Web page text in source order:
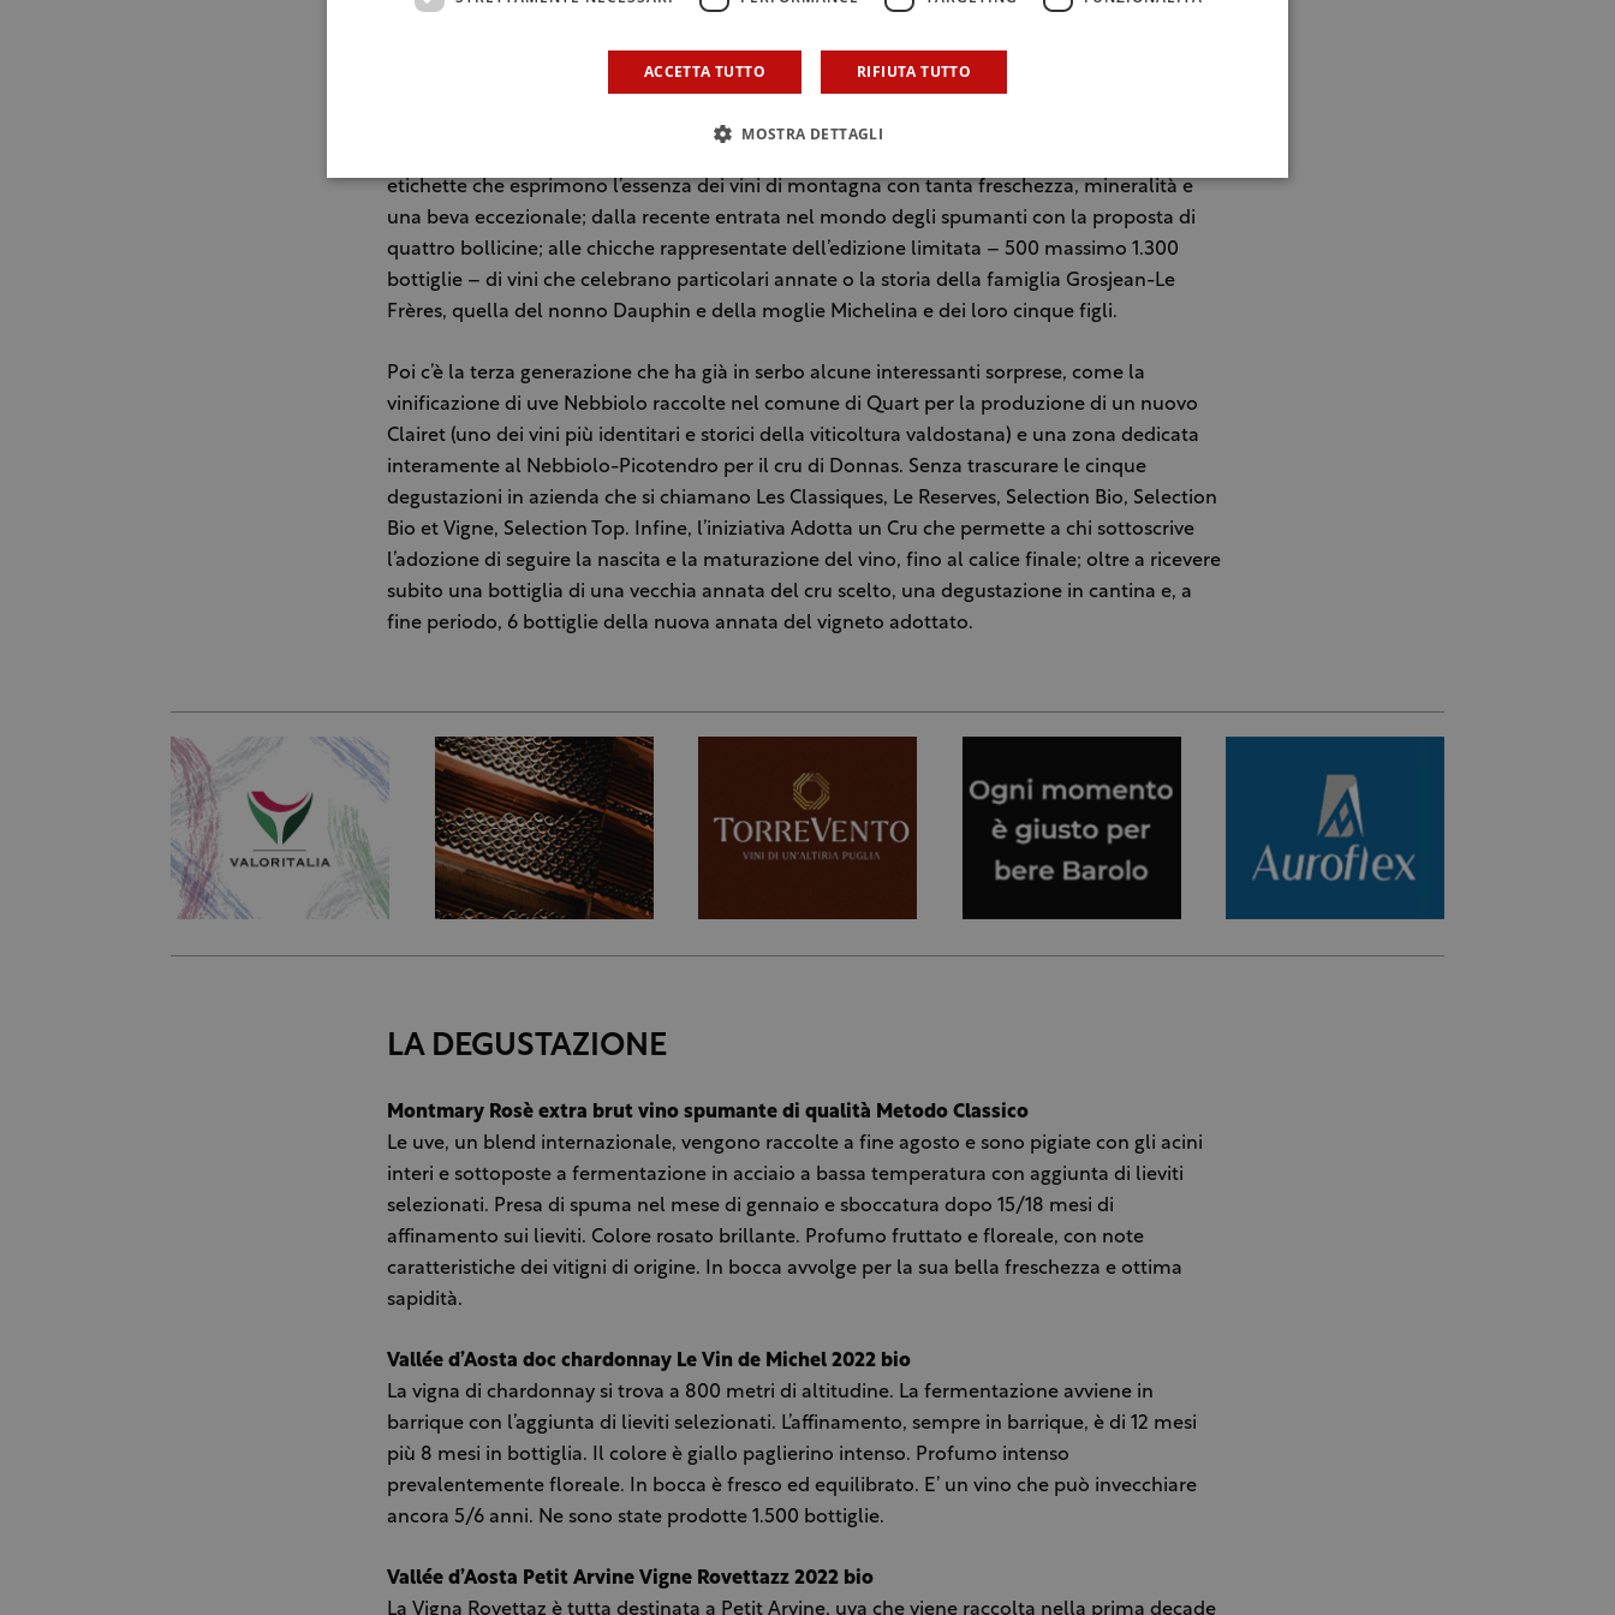
Neyret, Fumin, Muscat, Chardonnay, Pinot Noir, Petit Rouge. Che assicurano le uve per la
produzione di 21 vini che rappresentano una delle più importanti selezioni enologiche della
Valle d’Aosta: dalla linea dei vini biologici – con otto etichette – che evidenziano l’impegno a
etichette che esprimono l’essenza dei vini di montagna con tanta freschezza, mineralità e
una beva eccezionale; dalla recente entrata nel mondo degli spumanti con la proposta di
quattro bollicine; alle chicche rappresentate dell’edizione limitata – 500 massimo 1.300
bottiglie – di vini che celebrano particolari annate o la storia della famiglia Grosjean-Le
Frères, quella del nonno Dauphin e della moglie Michelina e dei loro cinque figli.
Poi c’è la terza generazione che ha già in serbo alcune interessanti sorprese, come la
vinificazione di uve Nebbiolo raccolte nel comune di Quart per la produzione di un nuovo
Clairet (uno dei vini più identitari e storici della viticoltura valdostana) e una zona dedicata
interamente al Nebbiolo-Picotendro per il cru di Donnas. Senza trascurare le cinque
degustazioni in azienda che si chiamano Les Classiques, Le Reserves, Selection Bio, Selection
Bio et Vigne, Selection Top. Infine, l’iniziativa Adotta un Cru che permette a chi sottoscrive
l’adozione di seguire la nascita e la maturazione del vino, fino al calice finale; oltre a ricevere
subito una bottiglia di una vecchia annata del cru scelto, una degustazione in cantina e, a
fine periodo, 6 bottiglie della nuova annata del vigneto adottato.
LA DEGUSTAZIONE
Montmary Rosè extra brut vino spumante di qualità Metodo Classico
Le uve, un blend internazionale, vengono raccolte a fine agosto e sono pigiate con gli acini
interi e sottoposte a fermentazione in acciaio a bassa temperatura con aggiunta di lieviti
selezionati. Presa di spuma nel mese di gennaio e sboccatura dopo 15/18 mesi di
affinamento sui lieviti. Colore rosato brillante. Profumo fruttato e floreale, con note
caratteristiche dei vitigni di origine. In bocca avvolge per la sua bella freschezza e ottima
sapidità.
Vallée d’Aosta doc chardonnay Le Vin de Michel 2022 bio
La vigna di chardonnay si trova a 800 metri di altitudine. La fermentazione avviene in
barrique con l’aggiunta di lieviti selezionati. L’affinamento, sempre in barrique, è di 12 mesi
più 8 mesi in bottiglia. Il colore è giallo paglierino intenso. Profumo intenso
prevalentemente floreale. In bocca è fresco ed equilibrato. E’ un vino che può invecchiare
ancora 5/6 anni. Ne sono state prodotte 1.500 bottiglie.
Vallée d’Aosta Petit Arvine Vigne Rovettazz 2022 bio
La Vigna Rovettaz è tutta destinata a Petit Arvine, uva che viene raccolta nella prima decade
ACCETTA TUTTO RIFIUTA TUTTO
MOSTRA DETTAGLI